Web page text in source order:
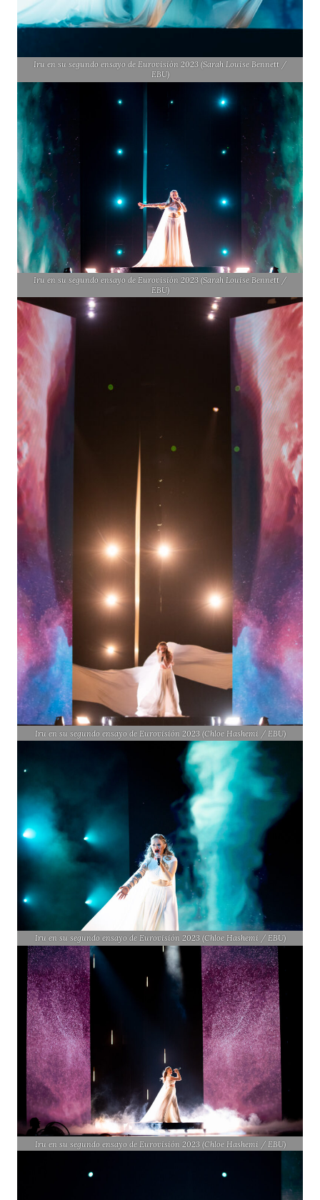
Iru en su segundo ensayo de Eurovisión 2023 (Sarah Louise Bennett /
EBU)
Iru en su segundo ensayo de Eurovisión 2023 (Sarah Louise Bennett /
EBU)
Iru en su segundo ensayo de Eurovisión 2023 (Chloe Hashemi / EBU)
Iru en su segundo ensayo de Eurovisión 2023 (Chloe Hashemi / EBU)
Iru en su segundo ensayo de Eurovisión 2023 (Chloe Hashemi / EBU)